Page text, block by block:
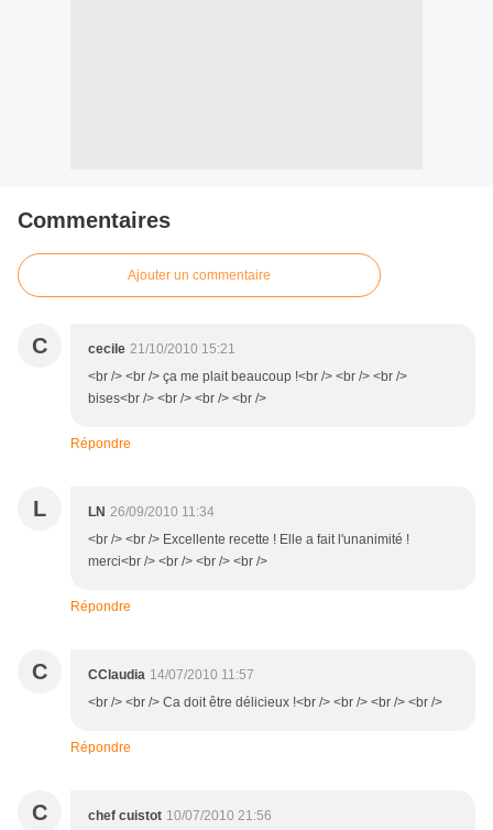
Commentaires
Ajouter un commentaire
C cecile 21/10/2010 15:21
<br /> <br /> ça me plait beaucoup !<br /> <br /> <br />
bises<br /> <br /> <br /> <br />
Répondre
L LN 26/09/2010 11:34
<br /> <br /> Excellente recette ! Elle a fait l'unanimité !
merci<br /> <br /> <br /> <br />
Répondre
C CClaudia 14/07/2010 11:57
<br /> <br /> Ca doit être délicieux !<br /> <br /> <br /> <br />
Répondre
C chef cuistot 10/07/2010 21:56